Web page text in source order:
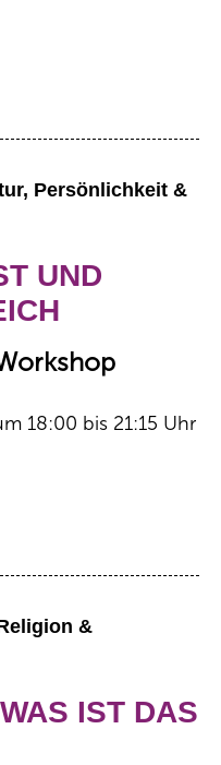
Persönlichkeit &
UND
18:00 bis 21:15 Uhr
&
IST DAS